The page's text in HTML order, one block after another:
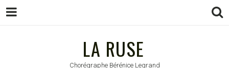
LA RUSE
Chorégraphe Bérénice Legrand
LA RUSE